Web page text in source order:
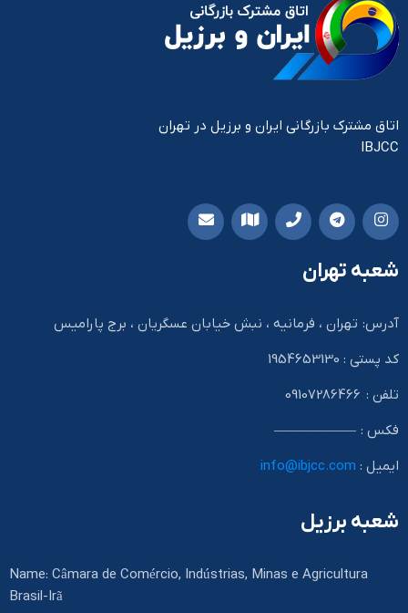
اتاق مشترک بازرگانی ایران و برزیل در تهران
IBJCC
شعبه تهران
آدرس: تهران ، فرمانیه ، نبش خیابان عسگریان ، برج پارامیس
کد پستی : 1954653130
تلفن : 09107286466
فکس : ——————
ایمیل : info@ibjcc.com
شعبه برزیل
Name: Câmara de Comércio, Indústrias, Minas e Agricultura
Brasil-Irã